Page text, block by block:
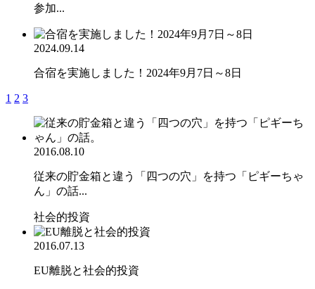
参加...
2024.09.14
合宿を実施しました！2024年9月7日～8日
1 2 3
2016.08.10
従来の貯金箱と違う「四つの穴」を持つ「ピギーちゃ
ん」の話...
社会的投資
2016.07.13
EU離脱と社会的投資